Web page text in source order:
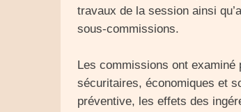
travaux de la session ainsi
sous-commissions.
Les commissions ont
sécuritaires, économiques et
préventive, les effets des